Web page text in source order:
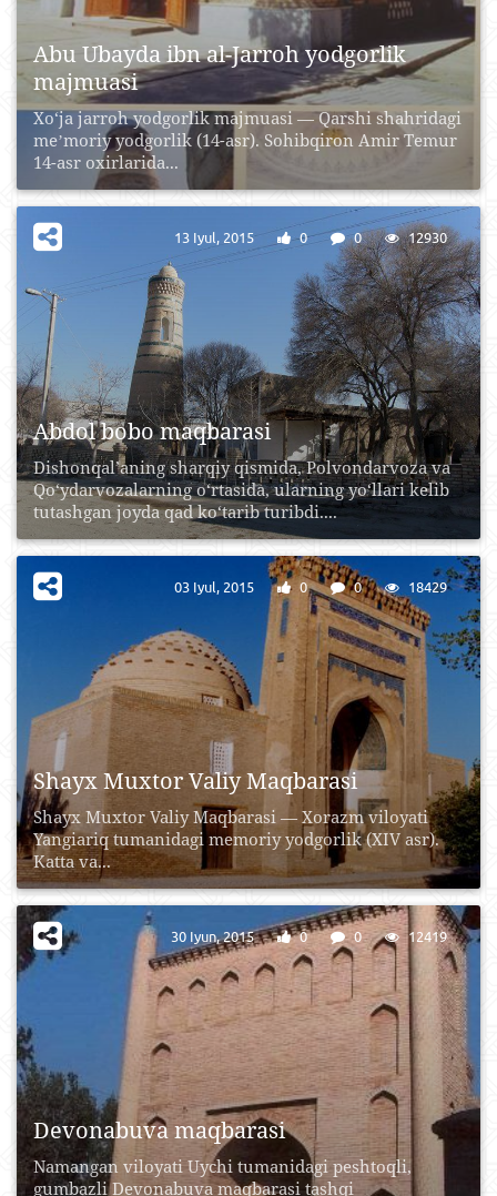
Abu Ubayda ibn al-Jarroh yodgorlik
majmuasi
Xo‘ja jarroh yodgorlik majmuasi — Qarshi shahridagi
meʼmoriy yodgorlik (14-asr). Sohibqiron Amir Temur
14-asr oxirlarida...
Abdol bobo maqbarasi
Dishonqal’aning sharqiy qismida, Polvondarvoza va
Qo‘ydarvozalarning o‘rtasida, ularning yo‘llari kelib
tutashgan joyda qad ko‘tarib turibdi....
13 Iyul, 2015 0 0 12930
Shayx Muxtor Valiy Maqbarasi
Shayx Muxtor Valiy Maqbarasi — Xorazm viloyati
Yangiariq tumanidagi memoriy yodgorlik (XIV asr).
Katta va...
03 Iyul, 2015 0 0 18429
Devonabuva maqbarasi
Namangan viloyati Uychi tumanidagi peshtoqli,
gumbazli Devonabuva maqbarasi tashqi
30 Iyun, 2015 0 0 12419